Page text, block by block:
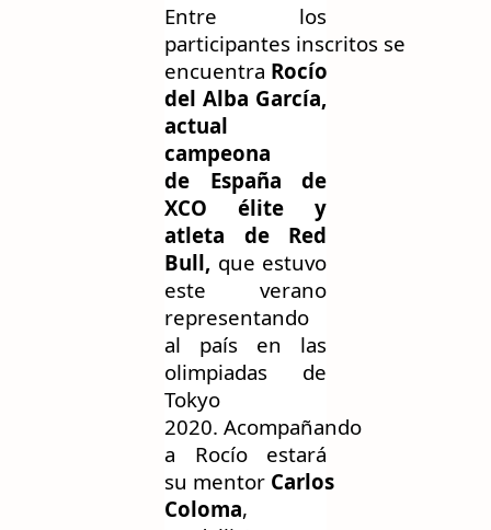
Entre los
participantes inscritos se
encuentra Rocío
del Alba García,
actual
campeona
de
España de
XCO élite y
atleta de Red
Bull, que estuvo
este verano
representando
al país en las
olimpiadas de
Tokyo
2020. Acompañando
a Rocío
estará
su mentor Carlos
Coloma,